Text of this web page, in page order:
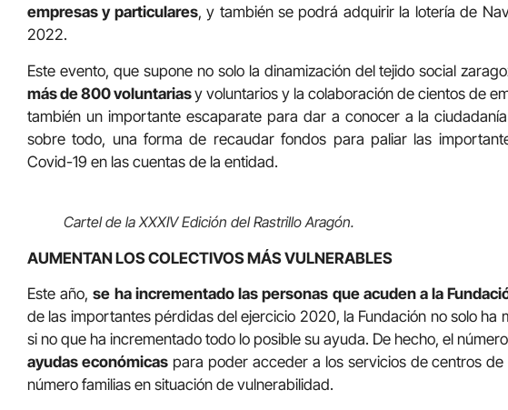
empresas y particulares, y también se podrá adquirir la lotería de
2022.
Este evento, que supone no solo la dinamización del tejido social
más de 800 voluntariasy voluntarios y la colaboración de cientos de
también un importante escaparate para dar a conocer a la
sobre todo, una forma de recaudar fondos para paliar las
Covid-19 en las cuentas de la entidad.
Cartel de la XXXIV Edición del Rastrillo Aragón.
AUMENTAN LOS COLECTIVOS MÁS VULNERABLES
Este año,se ha incrementado las personas que acuden a la
de las importantes pérdidas del ejercicio 2020, la Fundación no solo ha
si no que ha incrementado todo lo posible su ayuda. De hecho, el
ayudas económicaspara poder acceder a los servicios de centros
número familias en situación de vulnerabilidad.